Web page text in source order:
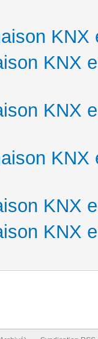
KNX
KNX
KNX
KNX
KNX
KNX